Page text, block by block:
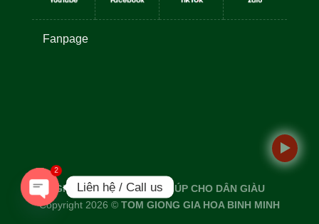
Fanpage
GIỐNG TỐT TÔM TO - GIÚP CHO DÂN GIÀU
Copyright 2026 © TOM GIONG GIA HOA BINH MINH
Liên hệ / Call us
2